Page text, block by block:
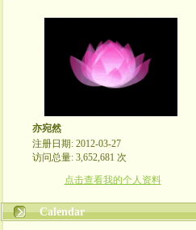
亦宛然
注册日期: 2012-03-27
访问总量: 3,652,681 次
点击查看我的个人资料
Calendar